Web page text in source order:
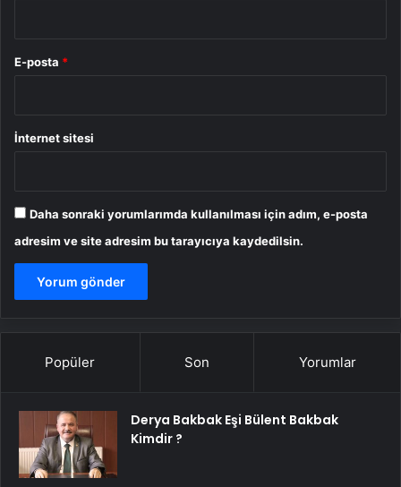
E-posta *
İnternet sitesi
Daha sonraki yorumlarımda kullanılması için adım, e-posta
adresim ve site adresim bu tarayıcıya kaydedilsin.
Popüler Son Yorumlar
Derya Bakbak Eşi Bülent Bakbak
Kimdir ?